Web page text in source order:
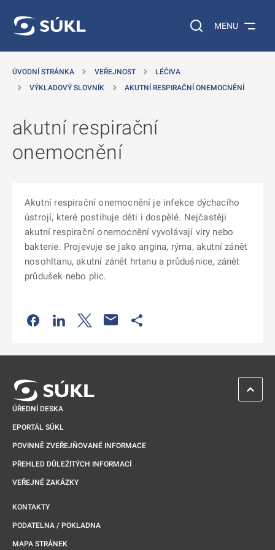
Vyhledávání na
MENU
ÚVODNÍ STRÁNKA VEŘEJNOST
LÉČIVA
VÝKLADOVÝ SLOVNÍK
AKUTNÍ RESPIRAČNÍ ONEMOCNĚNÍ
akutní respirační
onemocnění
Akutní respirační onemocnění je infekce dýchacího
ústrojí, které postihuje děti i dospělé. Nejčastěji
akutní respirační onemocnění vyvolávají viry nebo
bakterie. Projevuje se jako angina, rýma, akutní zánět
nosohltanu, akutní zánět hrtanu a průdušnice, zánět
průdušek nebo plic.
Odkaz se otevře na nové kartě
Odkaz se otevře na nové kartě
Odkaz se otevře na nové kartě
ÚŘEDNÍ DESKA
EPORTÁL SÚKL
POVINNĚ ZVEŘEJŇOVANÉ INFORMACE
PŘEHLED DŮLEŽITÝCH INFORMACÍ
VEŘEJNÉ ZAKÁZKY
KONTAKTY
PODATELNA / POKLADNA
MAPA STRÁNEK
ZPĚT